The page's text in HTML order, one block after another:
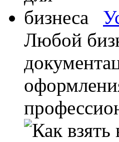
Любой